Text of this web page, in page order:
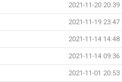
2021-11-20 20:39
2021-11-19 23:47
2021-11-14 14:48
2021-11-14 09:36
2021-11-01 20:53